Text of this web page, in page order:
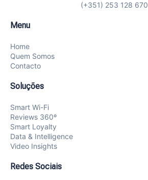
(+351) 253 128 670
Menu
Home
Quem Somos
Contacto
Soluções
Smart Wi-Fi
Reviews 360º
Smart Loyalty
Data & Intelligence
Video Insights
Redes Sociais